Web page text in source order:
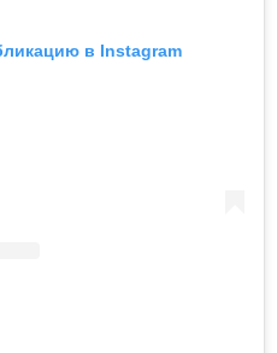
в Instagram